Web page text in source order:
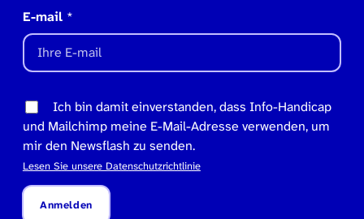
E-mail *
Ich bin damit einverstanden, dass Info-Handicap
und Mailchimp meine E-Mail-Adresse verwenden, um
mir den Newsflash zu senden.
Lesen Sie unsere Datenschutzrichtlinie
Anmelden